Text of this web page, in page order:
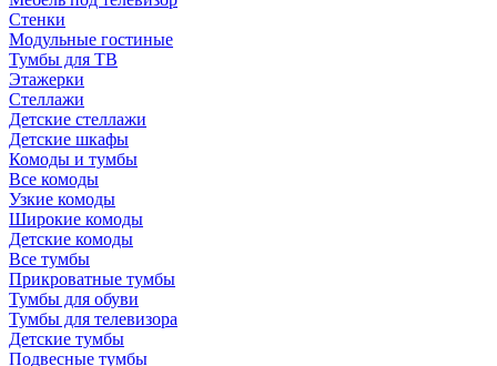
Стенки
Модульные гостиные
Тумбы для ТВ
Этажерки
Стеллажи
Детские стеллажи
Детские шкафы
Комоды и тумбы
Все комоды
Узкие комоды
Широкие комоды
Детские комоды
Все тумбы
Прикроватные тумбы
Тумбы для обуви
Тумбы для телевизора
Детские тумбы
Подвесные тумбы